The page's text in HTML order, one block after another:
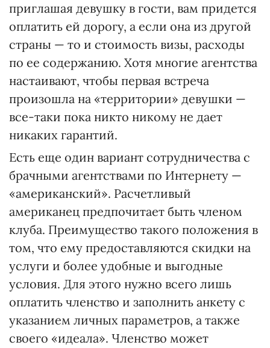
приглашая девушку в гости, вам придется
оплатить ей дорогу, а если она из другой
страны — то и стоимость визы, расходы
по ее содержанию. Хотя многие агентства
настаивают, чтобы первая встреча
произошла на «территории» девушки —
все-таки пока никто никому не дает
никаких гарантий.
Есть еще один вариант сотрудничества с
брачными агентствами по Интернету —
«американский». Расчетливый
американец предпочитает быть членом
клуба. Преимущество такого положения в
том, что ему предоставляются скидки на
услуги и более удобные и выгодные
условия. Для этого нужно всего лишь
оплатить членство и заполнить анкету с
указанием личных параметров, а также
своего «идеала». Членство может